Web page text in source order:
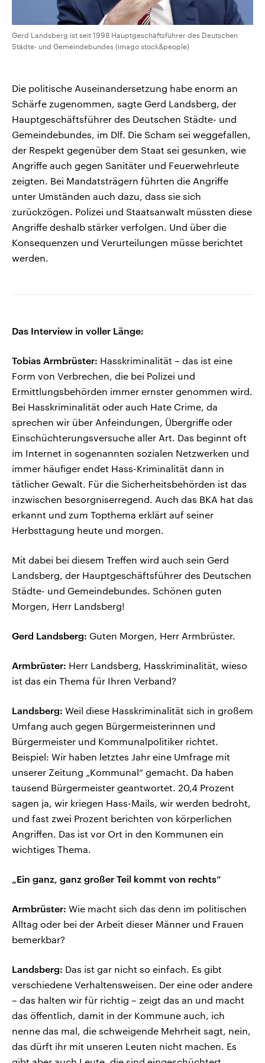
Gerd Landsberg ist seit 1998 Hauptgeschäftsführer des Deutschen
Städte- und Gemeindebundes (imago stock&people)
Die politische Auseinandersetzung habe enorm an
Schärfe zugenommen, sagte Gerd Landsberg, der
Hauptgeschäftsführer des Deutschen Städte- und
Gemeindebundes, im Dlf. Die Scham sei weggefallen,
der Respekt gegenüber dem Staat sei gesunken, wie
Angriffe auch gegen Sanitäter und Feuerwehrleute
zeigten. Bei Mandatsträgern führten die Angriffe
unter Umständen auch dazu, dass sie sich
zurückzögen. Polizei und Staatsanwalt müssten diese
Angriffe deshalb stärker verfolgen. Und über die
Konsequenzen und Verurteilungen müsse berichtet
werden.
Das Interview in voller Länge:
Tobias Armbrüster: Hasskriminalität – das ist eine
Form von Verbrechen, die bei Polizei und
Ermittlungsbehörden immer ernster genommen wird.
Bei Hasskriminalität oder auch Hate Crime, da
sprechen wir über Anfeindungen, Übergriffe oder
Einschüchterungsversuche aller Art. Das beginnt oft
im Internet in sogenannten sozialen Netzwerken und
immer häufiger endet Hass-Kriminalität dann in
tätlicher Gewalt. Für die Sicherheitsbehörden ist das
inzwischen besorgniserregend. Auch das BKA hat das
erkannt und zum Topthema erklärt auf seiner
Herbsttagung heute und morgen.
Mit dabei bei diesem Treffen wird auch sein Gerd
Landsberg, der Hauptgeschäftsführer des Deutschen
Städte- und Gemeindebundes. Schönen guten
Morgen, Herr Landsberg!
Gerd Landsberg: Guten Morgen, Herr Armbrüster.
Armbrüster: Herr Landsberg, Hasskriminalität, wieso
ist das ein Thema für Ihren Verband?
Landsberg: Weil diese Hasskriminalität sich in großem
Umfang auch gegen Bürgermeisterinnen und
Bürgermeister und Kommunalpolitiker richtet.
Beispiel: Wir haben letztes Jahr eine Umfrage mit
unserer Zeitung „Kommunal“ gemacht. Da haben
tausend Bürgermeister geantwortet. 20,4 Prozent
sagen ja, wir kriegen Hass-Mails, wir werden bedroht,
und fast zwei Prozent berichten von körperlichen
Angriffen. Das ist vor Ort in den Kommunen ein
wichtiges Thema.
„Ein ganz, ganz großer Teil kommt von rechts“
Armbrüster: Wie macht sich das denn im politischen
Alltag oder bei der Arbeit dieser Männer und Frauen
bemerkbar?
Landsberg: Das ist gar nicht so einfach. Es gibt
verschiedene Verhaltensweisen. Der eine oder andere
– das halten wir für richtig – zeigt das an und macht
das öffentlich, damit in der Kommune auch, ich
nenne das mal, die schweigende Mehrheit sagt, nein,
das dürft ihr mit unseren Leuten nicht machen. Es